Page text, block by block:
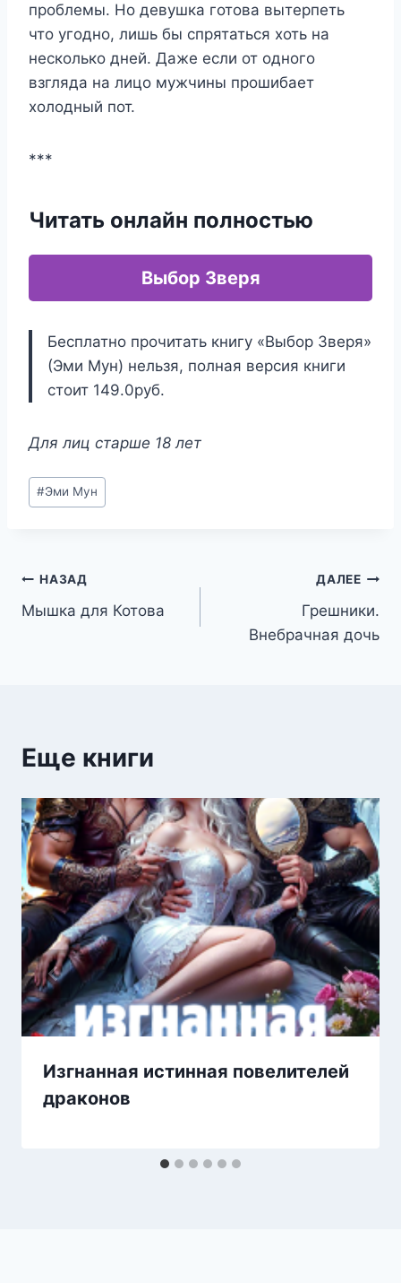
проблемы. Но девушка готова вытерпеть
что угодно, лишь бы спрятаться хоть на
несколько дней. Даже если от одного
взгляда на лицо мужчины прошибает
холодный пот.
***
Читать онлайн полностью
Выбор Зверя
Бесплатно прочитать книгу «Выбор Зверя»
(Эми Мун) нельзя, полная версия книги
стоит 149.0руб.
Для лиц старше 18 лет
Метки
записи:
#Эми Мун
Навигация
по
НАЗАД
Мышка для Котова
ДАЛЕЕ
Грешники.
Внебрачная дочь
Еще книги
Изгнанная истинная повелителей
драконов